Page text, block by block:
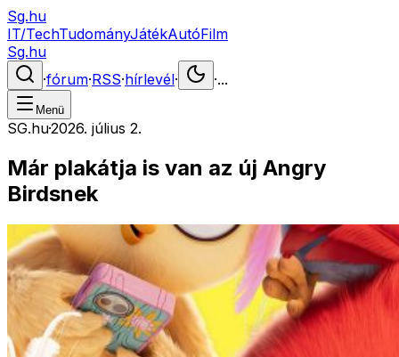
Sg.hu
IT/TechTudományJátékAutóFilm
Sg.hu
·fórum·RSS·hírlevél· ·...
Menü
SG.hu·2026. július 2.
Már plakátja is van az új Angry
Birdsnek